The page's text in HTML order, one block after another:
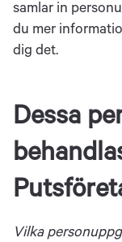
samlar in
du mer
dig det.
Dessa
Vilka